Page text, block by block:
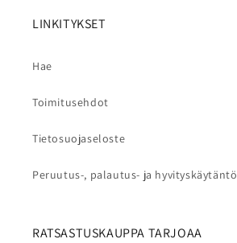
LINKITYKSET
Hae
Toimitusehdot
Tietosuojaseloste
Peruutus-, palautus- ja hyvityskäytäntö
RATSASTUSKAUPPA TARJOAA